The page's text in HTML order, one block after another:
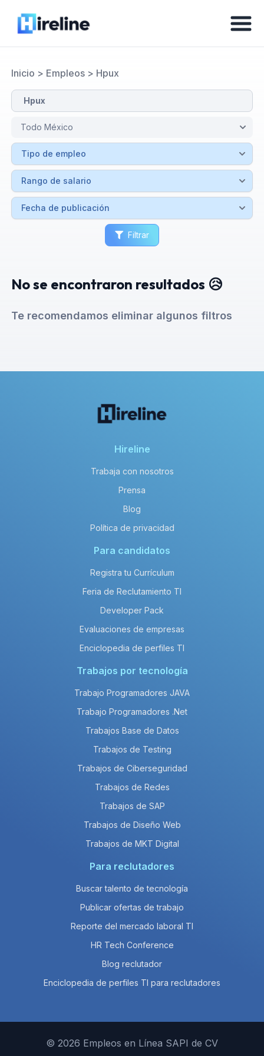
Inicio > Empleos> Hpux
Filtrar
No se encontraron resultados 😥
Te recomendamos eliminar algunos filtros
Hireline
Trabaja con nosotros
Prensa
Blog
Política de privacidad
Para candidatos
Registra tu Currículum
Feria de Reclutamiento TI
Developer Pack
Evaluaciones de empresas
Enciclopedia de perfiles TI
Trabajos por tecnología
Trabajo Programadores JAVA
Trabajo Programadores .Net
Trabajos Base de Datos
Trabajos de Testing
Trabajos de Ciberseguridad
Trabajos de Redes
Trabajos de SAP
Trabajos de Diseño Web
Trabajos de MKT Digital
Para reclutadores
Buscar talento de tecnología
Publicar ofertas de trabajo
Reporte del mercado laboral TI
HR Tech Conference
Blog reclutador
Enciclopedia de perfiles TI para reclutadores
© 2026 Empleos en Línea SAPI de CV